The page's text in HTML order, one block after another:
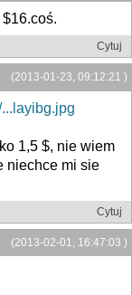
Cytuj
(2013-01-23, 09:12:21 )
1,5 $, nie wiem
niechce mi sie
Cytuj
(2013-02-01, 16:47:03 )